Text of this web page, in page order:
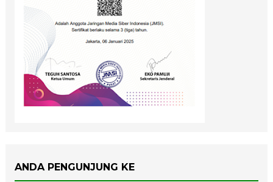
ANDA PENGUNJUNG KE